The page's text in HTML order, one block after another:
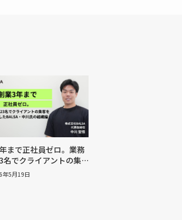
まで正社員ゼロ。業務
名でクライアントの集
にしたBALSA・中川
年5月19日